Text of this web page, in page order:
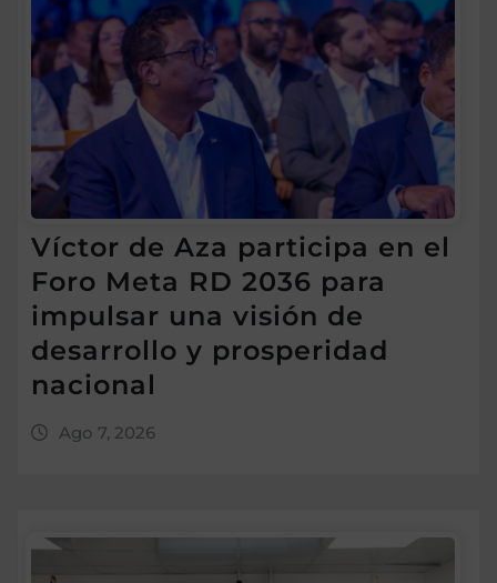
Víctor de Aza participa en el
Foro Meta RD 2036 para
impulsar una visión de
desarrollo y prosperidad
nacional
Ago 7, 2026